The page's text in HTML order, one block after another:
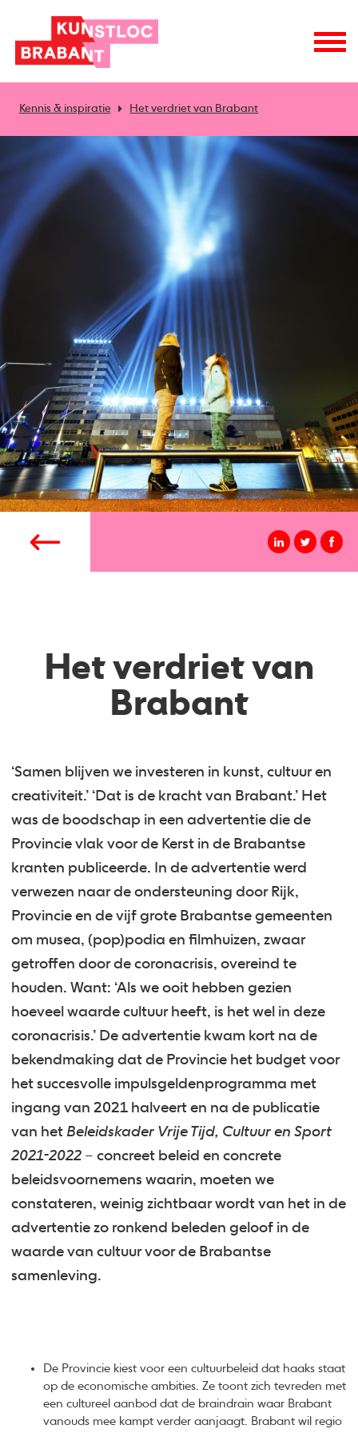
Kennis & inspiratie Het verdriet van Brabant
Het verdriet van
Brabant
‘Samen blijven we investeren in kunst, cultuur en
creativiteit.’ ‘Dat is de kracht van Brabant.’ Het
was de boodschap in een advertentie die de
Provincie vlak voor de Kerst in de Brabantse
kranten publiceerde. In de advertentie werd
verwezen naar de ondersteuning door Rijk,
Provincie en de vijf grote Brabantse gemeenten
om musea, (pop)podia en filmhuizen, zwaar
getroffen door de coronacrisis, overeind te
houden. Want: ‘Als we ooit hebben gezien
hoeveel waarde cultuur heeft, is het wel in deze
coronacrisis.’ De advertentie kwam kort na de
bekendmaking dat de Provincie het budget voor
het succesvolle impulsgeldenprogramma met
ingang van 2021 halveert en na de publicatie
van het Beleidskader Vrije Tijd, Cultuur en Sport
2021-2022 – concreet beleid en concrete
beleidsvoornemens waarin, moeten we
constateren, weinig zichtbaar wordt van het in de
advertentie zo ronkend beleden geloof in de
waarde van cultuur voor de Brabantse
samenleving.
De Provincie kiest voor een cultuurbeleid dat haaks staat
op de economische ambities. Ze toont zich tevreden met
een cultureel aanbod dat de braindrain waar Brabant
vanouds mee kampt verder aanjaagt. Brabant wil regio